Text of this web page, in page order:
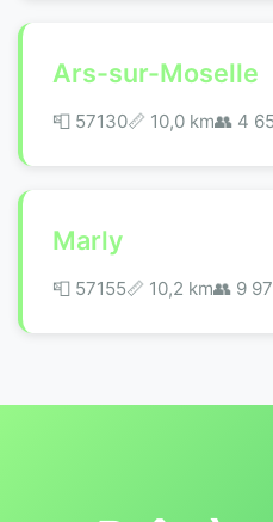
Ars-sur-Moselle
📮 57130📏 10,0 km👥 4
Marly
📮 57155📏 10,2 km👥 9